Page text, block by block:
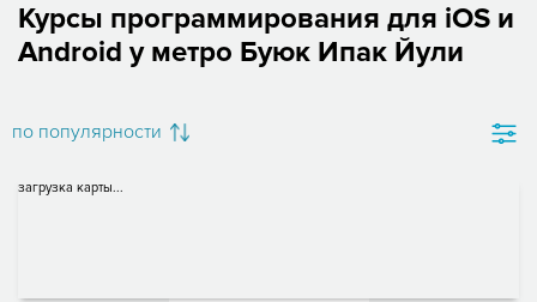
Курсы программирования для iOS и
Android у метро Буюк Ипак Йули
по популярности
загрузка карты...